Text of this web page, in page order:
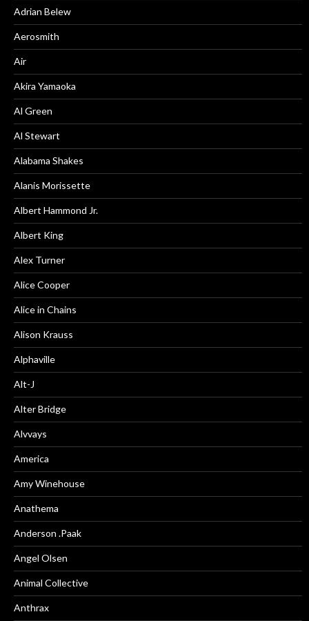
Adrian Belew
Aerosmith
Air
Akira Yamaoka
Al Green
Al Stewart
Alabama Shakes
Alanis Morissette
Albert Hammond Jr.
Albert King
Alex Turner
Alice Cooper
Alice in Chains
Alison Krauss
Alphaville
Alt-J
Alter Bridge
Alvvays
America
Amy Winehouse
Anathema
Anderson .Paak
Angel Olsen
Animal Collective
Anthrax